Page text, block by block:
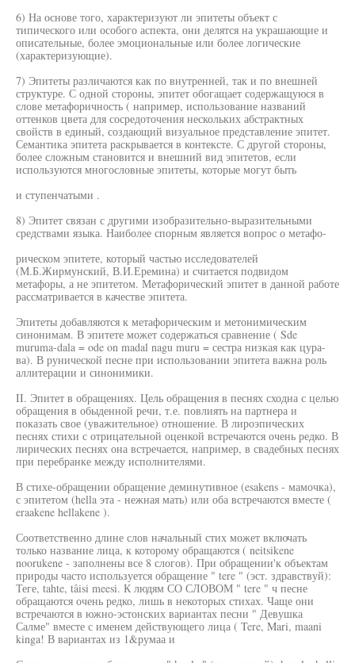
6) На основе того, характеризуют ли эпитеты объект с
типического или особого аспекта, они делятся на украшающие и
описательные, более эмоциональные или более логические
(характеризующие).
7) Эпитеты различаются как по внутренней, так и по внешней
структуре. С одной стороны, эпитет обогащает содержащуюся в
слове метафоричность ( например, использование названий
оттенков цвета для сосредоточения нескольких абстрактных
свойств в единый, создающий визуальное представление эпитет.
Семантика эпитета раскрывается в контексте. С другой стороны,
более сложным становится и внешний вид эпитетов, если
используются многословные эпитеты, которые могут быть
и ступенчатыми .
8) Эпитет связан с другими изобразительно-выразительными
средствами языка. Наиболее спорным является вопрос о метафо-
рическом эпитете, который частью исследователей
(М.Б.Жирмунский, В.И.Еремина) и считается подвидом
метафоры, а не эпитетом. Метафорический эпитет в данной работе
рассматривается в качестве эпитета.
Эпитеты добавляются к метафорическим и метонимическим
синонимам. В эпитете может содержаться сравнение ( Sde
muruma-dala = ode on madal nagu muru = сестра низкая как цура-
ва). В рунической песне при использовании эпитета важна роль
аллитерации и синонимики.
II. Эпитет в обращениях. Цель обращения в песнях сходна с целью
обращения в обыденной речи, т.е. повлиять на партнера и
показать свое (уважительное) отношение. В лироэпических
песнях стихи с отрицательной оценкой встречаются очень редко. В
лирических песнях она встречается, например, в свадебных песнях
при перебранке между исполнителями.
В стихе-обращении обращение деминутивное (esakens - мамочка),
с эпитетом (hella эта - нежная мать) или оба встречаются вместе (
eraakene hellakene ).
Соответственно длине слов начальный стих может включать
только название лица, к которому обращаются ( neitsikene
noorukene - заполнены все 8 слогов). При обращении'к объектам
природы часто используется обращение " tere " (эст. здравствуй):
Теге, tahte, tâisi meesi. К людям СО СЛОВОМ " tere " ч песне
обращаются очень редко, лишь в некоторых стихах. Чаще они
встречаются в южно-эстонских вариантах песни " Девушка
Салме" вместе с именем действующего лица ( Tere, Mari, maani
kinga! В вариантах из 1&румаа и